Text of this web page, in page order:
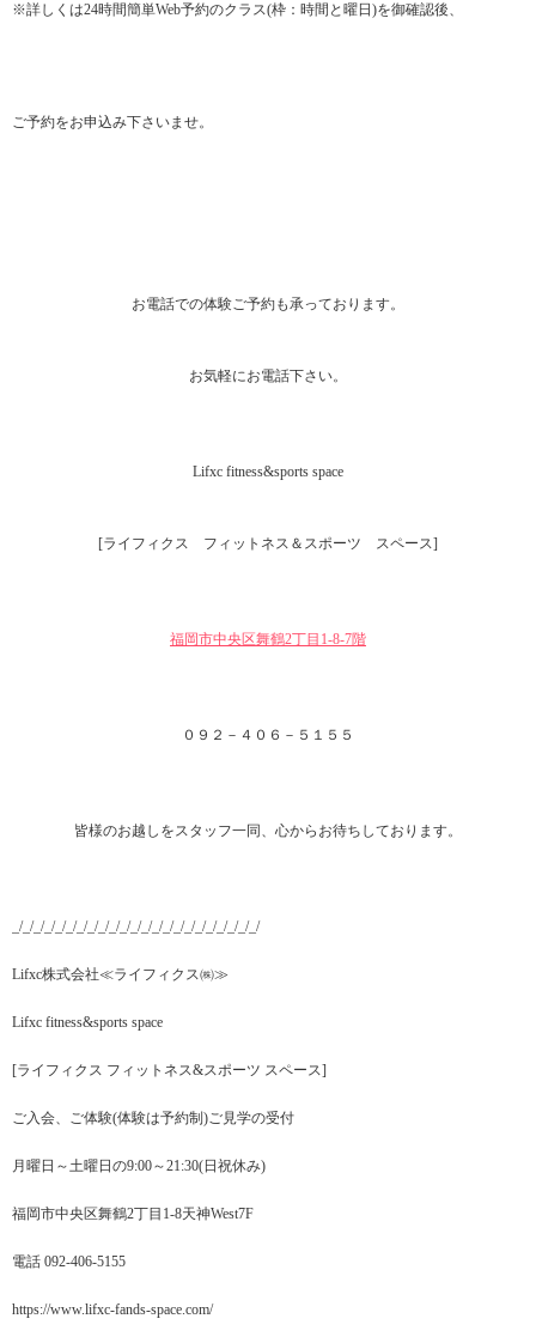
※詳しくは24時間簡単Web予約のクラス(枠：時間と曜日)を御確認後、
ご予約をお申込み下さいませ。
お電話での体験ご予約も承っております。
お気軽にお電話下さい。
Lifxc fitness&sports space
[ライフィクス フィットネス＆スポーツ スペース]
福岡市中央区舞鶴2丁目1‐8-7階
０９２－４０６－５１５５
皆様のお越しをスタッフ一同、心からお待ちしております。
_/_/_/_/_/_/_/_/_/_/_/_/_/_/_/_/_/_/_/_/_/_/_/
Lifxc株式会社≪ライフィクス㈱≫
Lifxc fitness&sports space
[ライフィクス フィットネス&スポーツ スペース]
ご入会、ご体験(体験は予約制)ご見学の受付
月曜日～土曜日の9:00～21:30(日祝休み)
福岡市中央区舞鶴2丁目1-8天神West7F
電話 092-406-5155
https://www.lifxc-fands-space.com/